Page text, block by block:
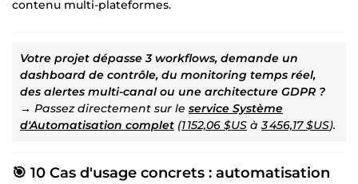
contenu multi-plateformes.
Votre projet dépasse 3 workflows, demande un
dashboard de contrôle, du monitoring temps réel,
des alertes multi-canal ou une architecture GDPR ?
→ Passez directement sur le service Système
d'Automatisation complet (1 152,06 $US à3 456,17 $US).
🎯 10 Cas d'usage concrets : automatisation